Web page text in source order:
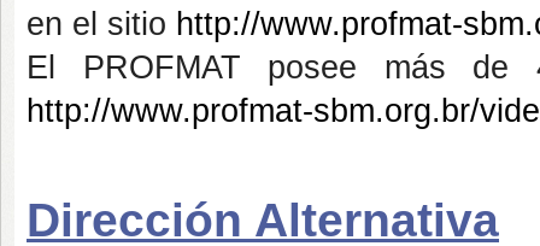
en el sitio http://www.profmat-
El PROFMAT posee más de
http://www.profmat-sbm.org.br/
Dirección Alternativa